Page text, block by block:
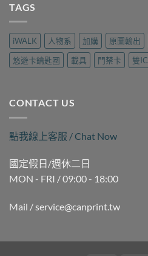
印〉
中
用
品
現
作
印〉
中
九
如
二
路
通
訊
製
｜
可
印〉
扣
貝
（晚
｜
街
琨
娜
據
可
TAGS
iWALK 人物系 加購 原圖輸出
悠遊卡鑰匙圈
載具 門禁卡 雙IC
CONTACT US
點我線上客服 / Chat Now
國定假日/週休二日
MON - FRI / 09:00 - 18:00
Mail / service@canprint.tw